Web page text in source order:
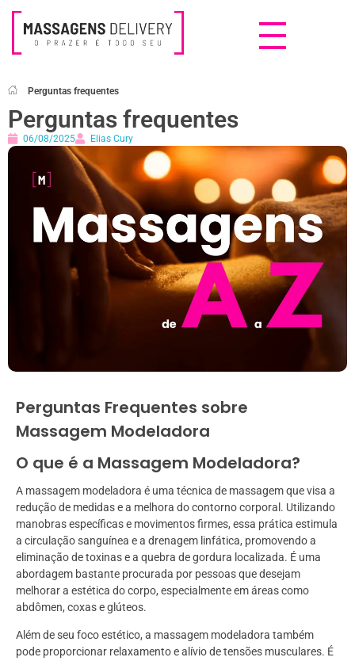
Perguntas frequentes
Perguntas frequentes
06/08/2025 Elias Cury
Perguntas Frequentes sobre
Massagem Modeladora
O que é a Massagem Modeladora?
A massagem modeladora é uma técnica de massagem que visa a
redução de medidas e a melhora do contorno corporal. Utilizando
manobras específicas e movimentos firmes, essa prática estimula
a circulação sanguínea e a drenagem linfática, promovendo a
eliminação de toxinas e a quebra de gordura localizada. É uma
abordagem bastante procurada por pessoas que desejam
melhorar a estética do corpo, especialmente em áreas como
abdômen, coxas e glúteos.
Além de seu foco estético, a massagem modeladora também
pode proporcionar relaxamento e alívio de tensões musculares. É